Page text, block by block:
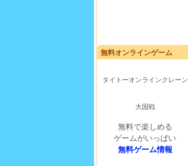
無料オンラインゲーム
タイトーオンラインクレーン
大国戦
無料で楽しめる
ゲームがいっぱい
無料ゲーム情報